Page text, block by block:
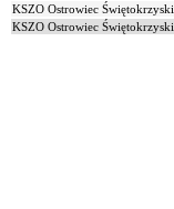
KSZO Ostrowiec Świętokrzyski
KSZO Ostrowiec Świętokrzyski